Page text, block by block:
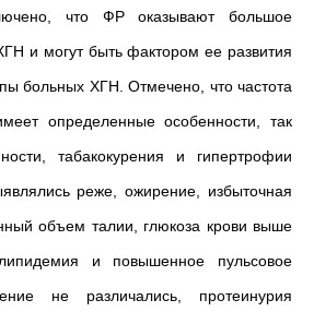
что ФР оказывают большое
и могут быть фактором ее развития
больных ХГН. Отмечено, что частота
определенные особенности, так
табакокурения и гипертрофии
реже, ожирение, избыточная
объем талии, глюкоза крови выше
и повышенное пульсовое
не различались, протеинурия